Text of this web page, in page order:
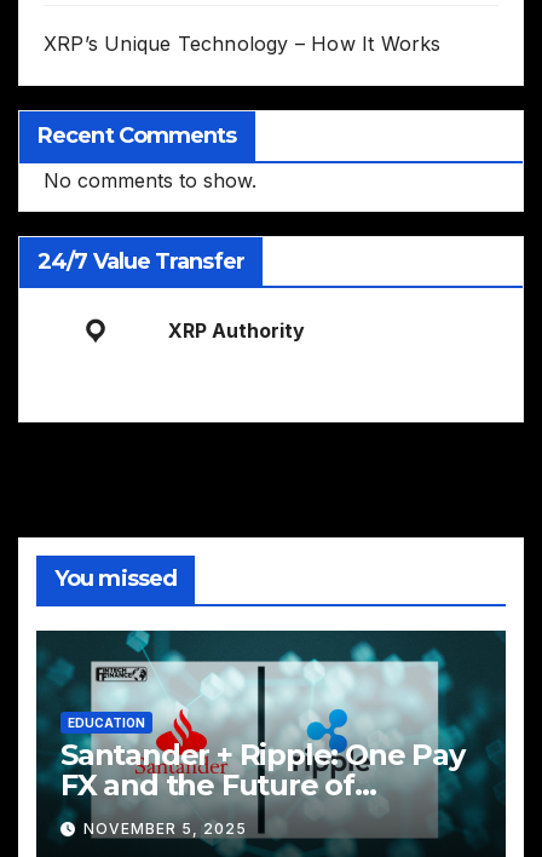
XRP’s Unique Technology – How It Works
Recent Comments
No comments to show.
24/7 Value Transfer
XRP Authority
You missed
EDUCATION
Santander + Ripple: One Pay
FX and the Future of
Cross‑Border Payments
NOVEMBER 5, 2025